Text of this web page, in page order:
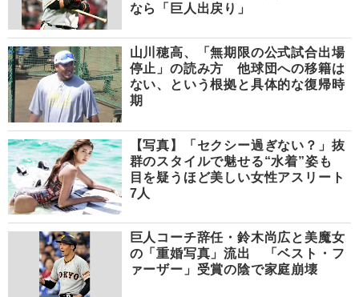
なら「巨人出戻り」
山川穂高、「無期限の公式試合出場
停止」の読み方 他球団への移籍は
ない、という根拠と具体的な復帰時
期
【写真】「セクシー過ぎない？」抜
群のスタイルで魅せる“水着”姿も
目を疑うほど美しい女性アスリート
7人
巨人コーチ辞任・鈴木尚広と美魔女
の「重婚写真」流出 「ベスト・フ
ァーザー」受賞の陰で家庭崩壊